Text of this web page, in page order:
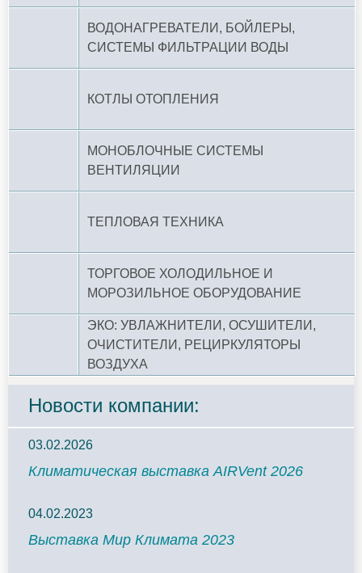
ВОДОНАГРЕВАТЕЛИ, БОЙЛЕРЫ,
СИСТЕМЫ ФИЛЬТРАЦИИ ВОДЫ
КОТЛЫ ОТОПЛЕНИЯ
МОНОБЛОЧНЫЕ СИСТЕМЫ
ВЕНТИЛЯЦИИ
ТЕПЛОВАЯ ТЕХНИКА
ТОРГОВОЕ ХОЛОДИЛЬНОЕ И
МОРОЗИЛЬНОЕ ОБОРУДОВАНИЕ
ЭКО: УВЛАЖНИТЕЛИ, ОСУШИТЕЛИ,
ОЧИСТИТЕЛИ, РЕЦИРКУЛЯТОРЫ
ВОЗДУХА
Новости компании:
03.02.2026
Климатическая выставка AIRVent 2026
04.02.2023
Выставка Мир Климата 2023